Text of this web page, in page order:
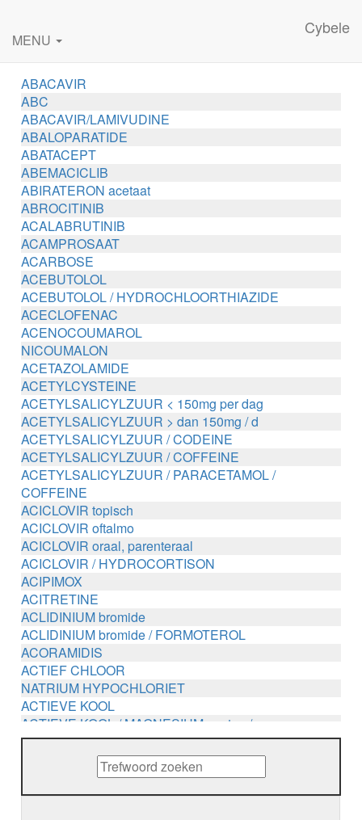
Cybele
MENU
ABACAVIR
ABC
ABACAVIR/LAMIVUDINE
ABALOPARATIDE
ABATACEPT
ABEMACICLIB
ABIRATERON acetaat
ABROCITINIB
ACALABRUTINIB
ACAMPROSAAT
ACARBOSE
ACEBUTOLOL
ACEBUTOLOL / HYDROCHLOORTHIAZIDE
ACECLOFENAC
ACENOCOUMAROL
NICOUMALON
ACETAZOLAMIDE
ACETYLCYSTEINE
ACETYLSALICYLZUUR < 150mg per dag
ACETYLSALICYLZUUR > dan 150mg / d
ACETYLSALICYLZUUR / CODEINE
ACETYLSALICYLZUUR / COFFEINE
ACETYLSALICYLZUUR / PARACETAMOL /
COFFEINE
ACICLOVIR topisch
ACICLOVIR oftalmo
ACICLOVIR oraal, parenteraal
ACICLOVIR / HYDROCORTISON
ACIPIMOX
ACITRETINE
ACLIDINIUM bromide
ACLIDINIUM bromide / FORMOTEROL
ACORAMIDIS
ACTIEF CHLOOR
NATRIUM HYPOCHLORIET
ACTIEVE KOOL
ACTIEVE KOOL / MAGNESIUM zouten /
METHENAMINE
ADALIMUMAB
ADAPALEEN
ADAPALEEN / BENZOYLPEROXIDE